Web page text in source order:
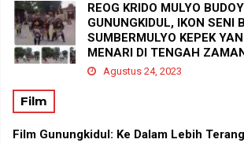
REOG KRIDO MULYO
GUNUNGKIDUL, IKON SENI
SUMBERMULYO KEPEK
MENARI DI TENGAH
Agustus 24, 2023
Film
Film Gunungkidul: Ke Dalam Lebih Terang